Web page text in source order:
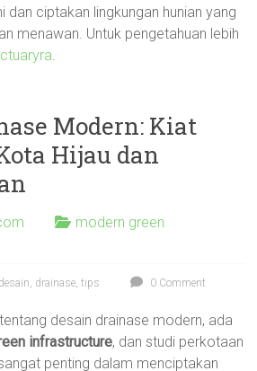
dan ciptakan lingkungan hunian yang
menawan. Untuk pengetahuan lebih
.
Modern: Kiat
Hijau dan
modern green
desain, drainase,tips 0 Comment
desain drainase modern, ada
infrastructure, dan studi perkotaan
penting dalam menciptakan